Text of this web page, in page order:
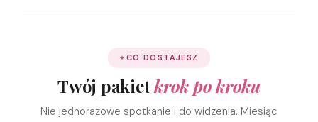
CO DOSTAJESZ
Twój pakietkrok po kroku
Nie jednorazowe spotkanie i do widzenia. Miesiąc